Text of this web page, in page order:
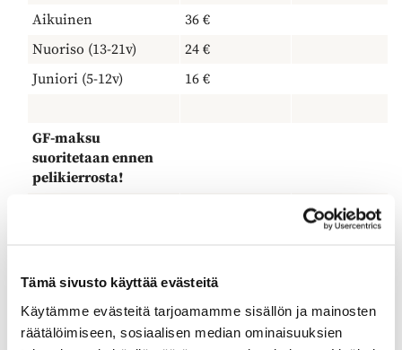
Tämä sivusto käyttää evästeitä
Käytämme evästeitä tarjoamamme sisällön ja mainosten
räätälöimiseen, sosiaalisen median ominaisuuksien
Aikuinen
36 €
Nuoriso (13-21v)
24 €
Juniori (5-12v)
16 €
GF-maksu
suoritetaan ennen
pelikierrosta!
Sarjakorttien hinnat
verkkokaupasta.
Sarjakortit on